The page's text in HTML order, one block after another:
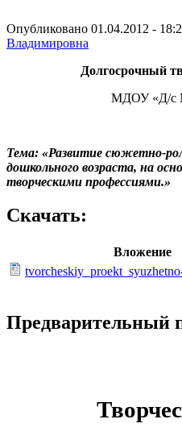
Опубликовано 01.04.2012 -
Владимировна
Долгосрочный
МДОУ «Д/с
Тема: «Развитие сюжетно-
дошкольного возраста, на
творческими профессиями.»
Скачать:
Вложение
Предварительный